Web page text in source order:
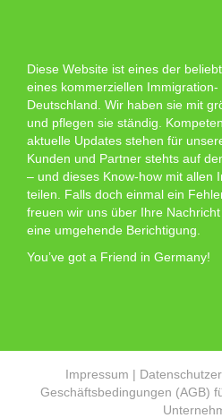
Diese Website ist eines der
eines kommerziellen
Deutschland. Wir haben sie mit
und pflegen sie ständig.
aktuelle Updates stehen für
Kunden und Partner stehts auf
– und dieses Know-how mit allen
teilen. Falls doch einmal ein
freuen wir uns über Ihre
eine umgehende Berichtigung.
You’ve got a Friend in Germany!
Impressum |
Geschäftsbedingungen (AGB)